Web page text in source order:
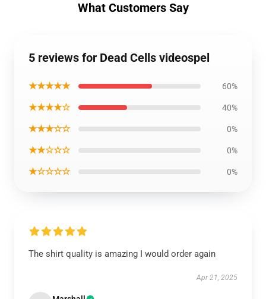
What Customers Say
5 reviews for Dead Cells videospel
★★★★★ 60%
★★★★☆ 40%
★★★☆☆ 0%
★★☆☆☆ 0%
★☆☆☆☆ 0%
The shirt quality is amazing I would order again
Apr 21, 2025